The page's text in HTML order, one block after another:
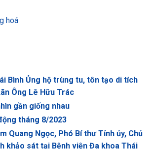
hoá
Bình Ủng hộ trùng tu, tôn tạo di tích
Ông Lê Hữu Trác
gần giống nhau
tháng 8/2023
Quang Ngọc, Phó Bí thư Tỉnh ủy, Chủ
khảo sát tại Bệnh viện Đa khoa Thái